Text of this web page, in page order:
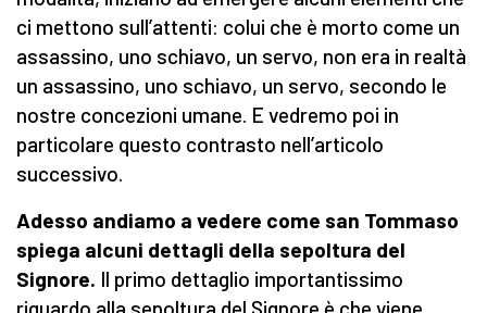
ci mettono sull’attenti: colui che è morto come un
assassino, uno schiavo, un servo, non era in realtà
un assassino, uno schiavo, un servo, secondo le
nostre concezioni umane. E vedremo poi in
particolare questo contrasto nell’articolo
successivo.
Adesso andiamo a vedere come san Tommaso
spiega alcuni dettagli della sepoltura del
Signore. Il primo dettaglio importantissimo